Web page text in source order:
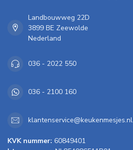
Landbouwweg 22D
3899 BE Zeewolde
Nederland
036 - 2022 550
036 - 2100 160
klantenservice@keukenmesjes.nl
KVK nummer: 60849401